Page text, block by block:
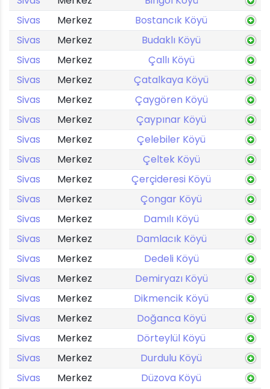
Sivas
Merkez
Bostancık Köyü
Sivas
Merkez
Budaklı Köyü
Sivas
Merkez
Çallı Köyü
Sivas
Merkez
Çatalkaya Köyü
Sivas
Merkez
Çaygören Köyü
Sivas
Merkez
Çaypınar Köyü
Sivas
Merkez
Çelebiler Köyü
Sivas
Merkez
Çeltek Köyü
Sivas
Merkez
Çerçideresi Köyü
Sivas
Merkez
Çongar Köyü
Sivas
Merkez
Damılı Köyü
Sivas
Merkez
Damlacık Köyü
Sivas
Merkez
Dedeli Köyü
Sivas
Merkez
Demiryazı Köyü
Sivas
Merkez
Dikmencik Köyü
Sivas
Merkez
Doğanca Köyü
Sivas
Merkez
Dörteylül Köyü
Sivas
Merkez
Durdulu Köyü
Sivas
Merkez
Düzova Köyü